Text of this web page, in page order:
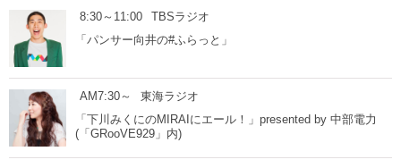
8:30～11:00
TBSラジオ
「パンサー向井の#ふらっと」
AM7:30～
東海ラジオ
「下川みくにのMIRAIにエール！」presented by 中部電力
(「GRooVE929」内)